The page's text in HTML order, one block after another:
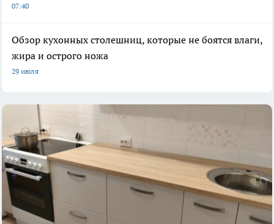
07:40
Обзор кухонных столешниц, которые не боятся влаги,
жира и острого ножа
29 июля